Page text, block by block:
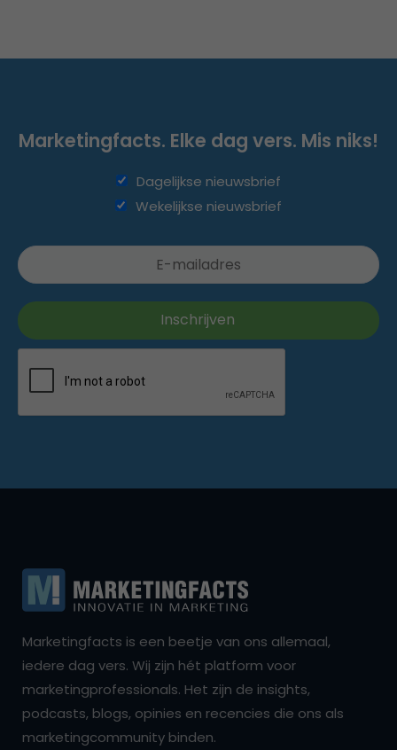
Marketingfacts. Elke dag vers. Mis niks!
Dagelijkse nieuwsbrief
Wekelijkse nieuwsbrief
Marketingfacts is een beetje van ons allemaal,
iedere dag vers. Wij zijn hét platform voor
marketingprofessionals. Het zijn de insights,
podcasts, blogs, opinies en recencies die ons als
marketingcommunity binden.